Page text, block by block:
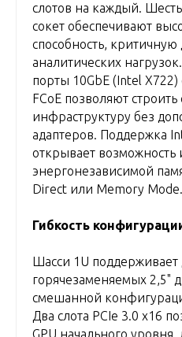
слотов на каждый.
сокет обеспечивают
способность,
аналитических
порты 10GbE (Intel
FCoE позволяют строить
инфраструктуру без
адаптеров. Поддержка
открывает возможность
энергонезависимой
Direct или Memory Mode.
Гибкость
Шасси 1U поддерживает
горячезаменяемых 2,5"
смешанной
Два слота PCIe 3.0 x16
GPU начального